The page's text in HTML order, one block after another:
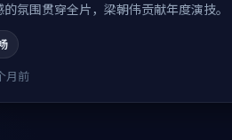
氛围贯穿全片，梁朝伟贡献年度演技。
月前